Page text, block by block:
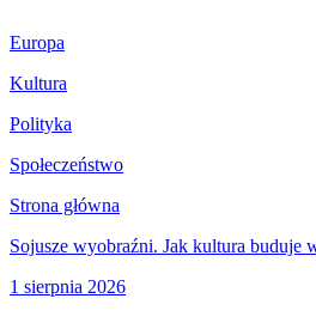
Europa
Kultura
Polityka
Społeczeństwo
Strona główna
Sojusze wyobraźni. Jak kultura buduje
1 sierpnia 2026